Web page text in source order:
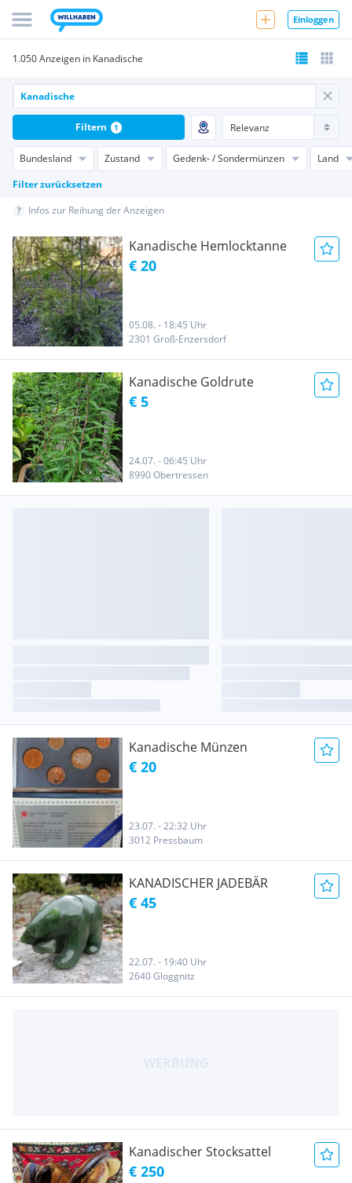
Einloggen
1.050 Anzeigen in Kanadische
Bundesland Zustand Gedenk- / Sondermünzen
Land
Filter zurücksetzen
Filtern 1
Infos zur Reihung der Anzeigen
Kanadische Hemlocktanne
€ 20
05.08. - 18:45 Uhr
2301 Groß-Enzersdorf
Kanadische Goldrute
€ 5
24.07. - 06:45 Uhr
8990 Obertressen
Kanadische Münzen
€ 20
23.07. - 22:32 Uhr
3012 Pressbaum
KANADISCHER JADEBÄR
€ 45
22.07. - 19:40 Uhr
2640 Gloggnitz
Kanadischer Stocksattel
€ 250